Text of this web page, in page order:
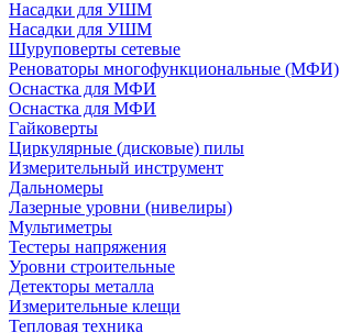
Насадки для УШМ
Насадки для УШМ
Шуруповерты сетевые
Реноваторы многофункциональные (МФИ)
Оснастка для МФИ
Оснастка для МФИ
Гайковерты
Циркулярные (дисковые) пилы
Измерительный инструмент
Дальномеры
Лазерные уровни (нивелиры)
Мультиметры
Тестеры напряжения
Уровни строительные
Детекторы металла
Измерительные клещи
Тепловая техника